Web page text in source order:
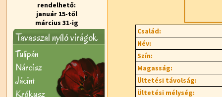
rendelhető:
január 15-től
március 31-ig
Tavasszal nyíló virágok
Tulipán
Nárcisz
Jácint
Krókusz
Család:
Név:
Szín:
Magasság:
Ültetési távolság:
Ültetési mélység: